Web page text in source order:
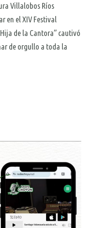
Villalobos Ríos
en el XIV Festival
de la Cantora” cautivó
de orgullo a toda la